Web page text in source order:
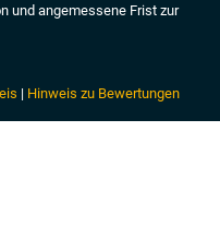
und angemessene Frist zur
| Hinweis zu Bewertungen